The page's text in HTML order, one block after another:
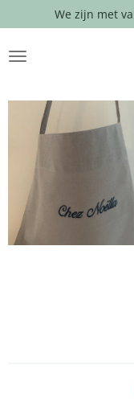
direct
naar
de
We zijn met